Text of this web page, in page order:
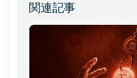
関連記事